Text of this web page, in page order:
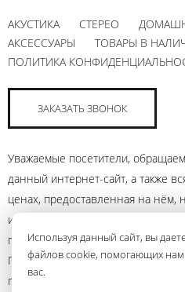
Используя данный сайт, вы
файлов cookie, помогающих нам
вас.
АКУСТИКА СТЕРЕО
АКСЕССУАРЫ
ТОВАРЫ В
ПОЛИТИКА
ЗАКАЗАТЬ ЗВОНОК
Уважаемые посетители,
данный интернет-сайт, а также
ценах, предоставленная на нём,
информационный характер и ни
публичной офертой,
Гражданского кодекса
подробной информации о наличии